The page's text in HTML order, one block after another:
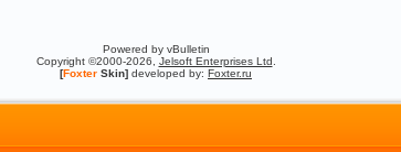
Powered by vBulletin
Copyright ©2000-2026, Jelsoft Enterprises Ltd
[Foxter Skin] developed by: Foxter.ru